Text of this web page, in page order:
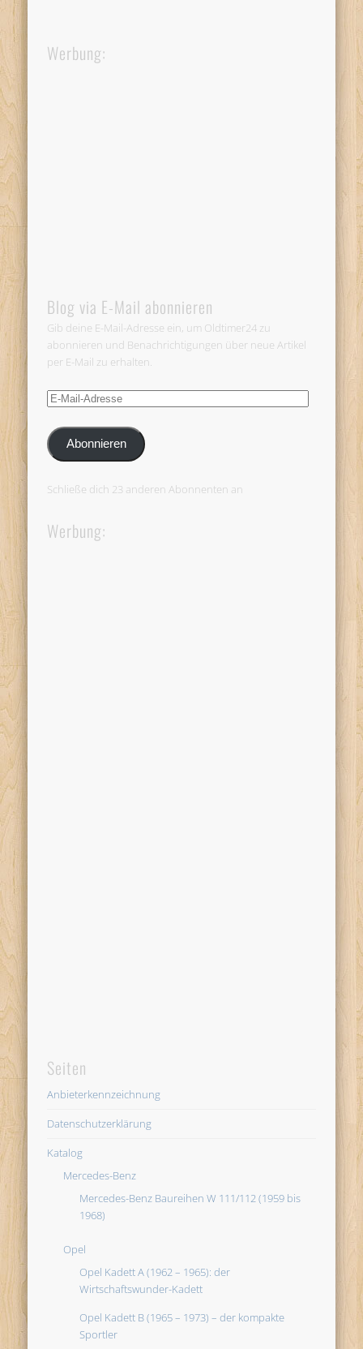
Werbung:
Blog via E-Mail abonnieren
Gib deine E-Mail-Adresse ein, um Oldtimer24 zu
abonnieren und Benachrichtigungen über neue Artikel
per E-Mail zu erhalten.
E-
Adresse
Abonnieren
Schließe dich 23 anderen Abonnenten an
Werbung:
Seiten
Anbieterkennzeichnung
Datenschutzerklärung
Katalog
Mercedes-Benz
Mercedes-Benz Baureihen W 111/112 (1959 bis
1968)
Opel
Opel Kadett A (1962 – 1965): der
Wirtschaftswunder-Kadett
Opel Kadett B (1965 – 1973) – der kompakte
Sportler